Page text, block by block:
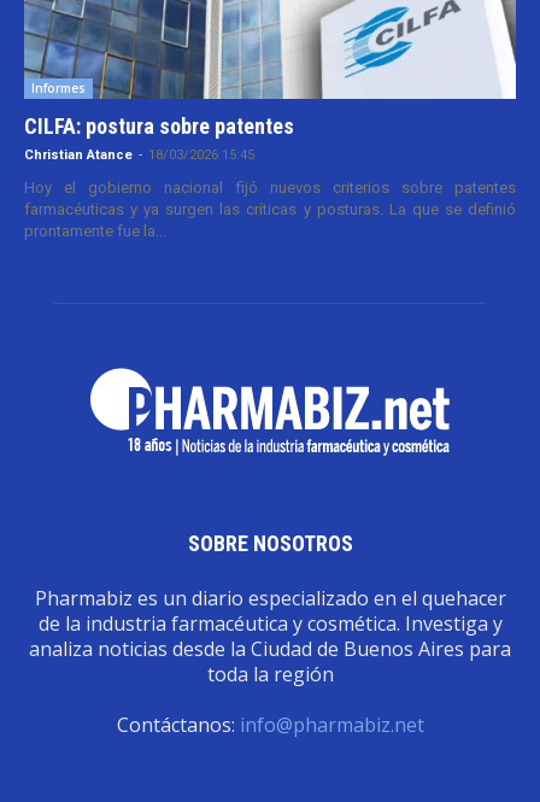
Informes
CILFA: postura sobre patentes
Christian Atance - 18/03/2026 15:45
Hoy el gobierno nacional fijó nuevos criterios sobre patentes
farmacéuticas y ya surgen las críticas y posturas. La que se definió
prontamente fue la...
SOBRE NOSOTROS
Pharmabiz es un diario especializado en el quehacer
de la industria farmacéutica y cosmética. Investiga y
analiza noticias desde la Ciudad de Buenos Aires para
toda la región
Contáctanos: info@pharmabiz.net